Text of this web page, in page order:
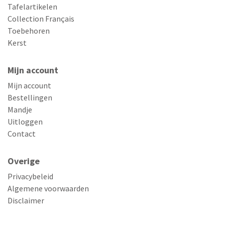
Tafelartikelen
Collection Français
Toebehoren
Kerst
Mijn account
Mijn account
Bestellingen
Mandje
Uitloggen
Contact
Overige
Privacybeleid
Algemene voorwaarden
Disclaimer